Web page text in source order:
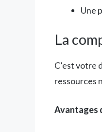
Une
La
C’est votre
ressources
Avantages